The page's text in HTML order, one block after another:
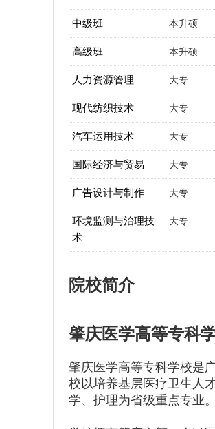
中级班 本升硕
高级班 本升硕
人力资源管理 大专
现代纺织技术 大专
汽车运用技术 大专
国际经济与贸易 大专
广告设计与制作 大专
环境监测与治理技
术
大专
院校简介
肇庆医学高等专科
肇庆医学高等专科学校是
校以培养基层医疗卫生人
学、护理为省级重点专业